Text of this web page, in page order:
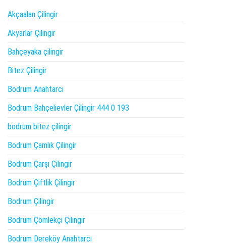
Akçaalan Çilingir
Akyarlar Çilingir
Bahçeyaka çilingir
Bitez Çilingir
Bodrum Anahtarcı
Bodrum Bahçelievler Çilingir 444 0 193
bodrum bitez çilingir
Bodrum Çamlık Çilingir
Bodrum Çarşı Çilingir
Bodrum Çiftlik Çilingir
Bodrum Çilingir
Bodrum Çömlekçi Çilingir
Bodrum Dereköy Anahtarcı